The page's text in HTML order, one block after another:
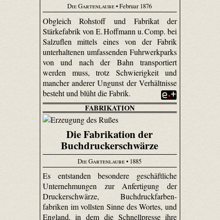
Die Gartenlaube• Februar 1876
Obgleich Rohstoff und Fabrikat der
Stärkefabrik von E. Hoffmann u. Comp. bei
Salzuflen mittels eines von der Fabrik
unterhaltenen umfassenden Fuhr­werk­parks
von und nach der Bahn transportiert
werden muss, trotz Schwierigkeit und
mancher anderer Ungunst der Verhältnisse
besteht und blüht die Fabrik.
FABRIKATION
Die Fabrikation der
Buchdruckerschwärze
Die Gartenlaube• 1885
Es entstanden besondere geschäftliche
Unternehmungen zur Anfertigung der
Druckerschwärze, Buch­druck­farben­
fabriken im vollsten Sinne des Wortes, und
England, in dem die Schnellpresse ihre